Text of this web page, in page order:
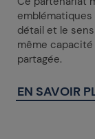
détail et le
même capacité
partagée.
EN SAVOIR